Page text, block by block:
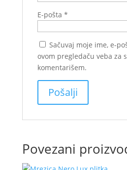
E-pošta *
Sačuvaj moje ime, e-
ovom pregledaču veba za
komentarišem.
Povezani